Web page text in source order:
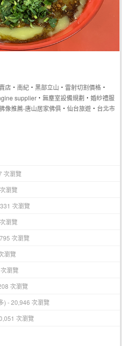
店 ‧南紀 ‧黑部立山 ‧ 雷射切割價格 ‧
supplier ‧無塵室設備規劃 ‧婚紗禮服
像推薦-唐山居家佛俱 ‧仙台旅遊 ‧ 台北市
次瀏覽
瀏覽
次瀏覽
瀏覽
次瀏覽
瀏覽
瀏覽
次瀏覽
) - 20,946 次瀏覽
次瀏覽